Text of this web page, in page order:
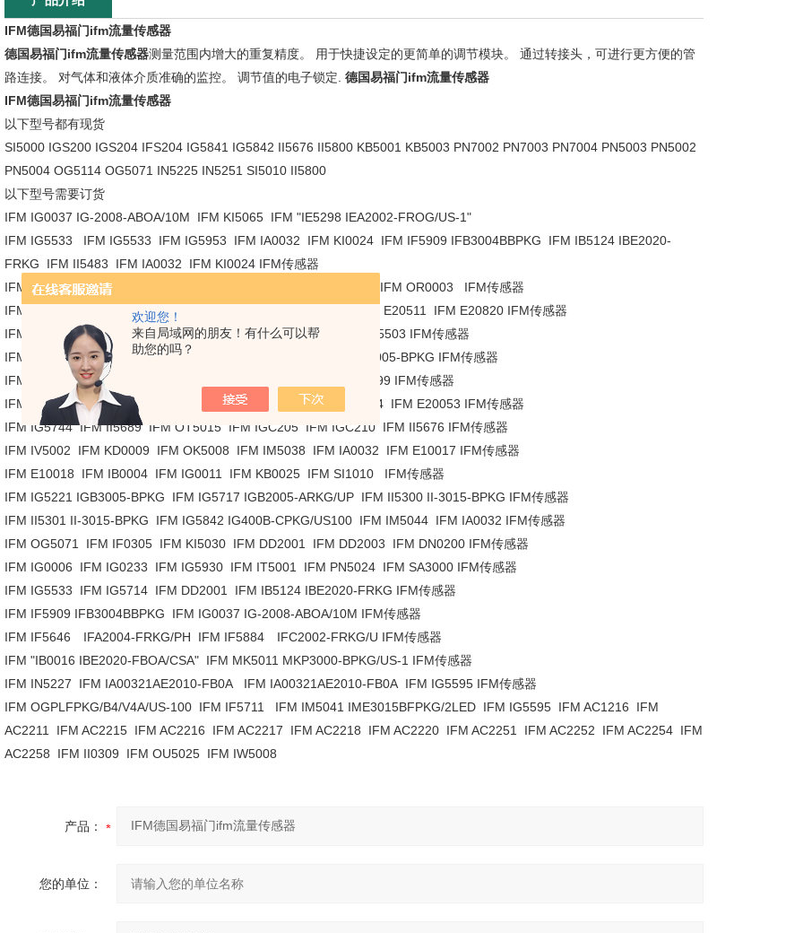
欢迎您！
来自局域网的朋友！有什么可以帮
助您的吗？
IFM德国易福门ifm流量传感器
德国易福门ifm流量传感器测量范围内增大的重复精度。 用于快捷设定的更简单的调节模块。 通过转接头，可进行更方便的管
路连接。 对气体和液体介质准确的监控。 调节值的电子锁定. 德国易福门ifm流量传感器
IFM德国易福门ifm流量传感器
以下型号都有现货
SI5000 IGS200 IGS204 IFS204 IG5841 IG5842 II5676 II5800 KB5001 KB5003 PN7002 PN7003 PN7004 PN5003 PN5002
PN5004 OG5114 OG5071 IN5225 IN5251 SI5010 II5800
以下型号需要订货
IFM IG0037 IG-2008-ABOA/10M IFM KI5065 IFM "IE5298 IEA2002-FROG/US-1"
IFM IG5533 IFM IG5533 IFM IG5953 IFM IA0032 IFM KI0024 IFM IF5909 IFB3004BBPKG IFM IB5124 IBE2020-
FRKG IFM II5483 IFM IA0032 IFM KI0024 IFM传感器
IFM E10700 IFM IF5538 IFM IG5539 IFM II5430 IFM OR0002 IFM OR0003 IFM传感器
IFM IG0037 IG-2008-ABOA/10M IFM WB0001 IFM E11199 IFM E20511 IFM E20820 IFM传感器
IFM IE5292 IFM RN6026 RN-4096-G24/N1B IFM IG0363 IFM II5503 IFM传感器
IFM IG5202 IFM IIE2010-FRKG IFM SF5200 IFM IG5221 IGB3005-BPKG IFM传感器
IFM OC5210 IFM IN5129 IN-3004-BPKG IFM IG5533 IFM E11199 IFM传感器
IFM OJ5044 IFM KD5022 IFM OJ5000 IFM II 5697 IFM PN5004 IFM E20053 IFM传感器
IFM IG5744 IFM II5689 IFM OT5015 IFM IGC205 IFM IGC210 IFM II5676 IFM传感器
IFM IV5002 IFM KD0009 IFM OK5008 IFM IM5038 IFM IA0032 IFM E10017 IFM传感器
IFM E10018 IFM IB0004 IFM IG0011 IFM KB0025 IFM SI1010 IFM传感器
IFM IG5221 IGB3005-BPKG IFM IG5717 IGB2005-ARKG/UP IFM II5300 II-3015-BPKG IFM传感器
IFM II5301 II-3015-BPKG IFM IG5842 IG400B-CPKG/US100 IFM IM5044 IFM IA0032 IFM传感器
IFM OG5071 IFM IF0305 IFM KI5030 IFM DD2001 IFM DD2003 IFM DN0200 IFM传感器
IFM IG0006 IFM IG0233 IFM IG5930 IFM IT5001 IFM PN5024 IFM SA3000 IFM传感器
IFM IG5533 IFM IG5714 IFM DD2001 IFM IB5124 IBE2020-FRKG IFM传感器
IFM IF5909 IFB3004BBPKG IFM IG0037 IG-2008-ABOA/10M IFM传感器
IFM IF5646 IFA2004-FRKG/PH IFM IF5884 IFC2002-FRKG/U IFM传感器
IFM "IB0016 IBE2020-FBOA/CSA" IFM MK5011 MKP3000-BPKG/US-1 IFM传感器
IFM IN5227 IFM IA00321AE2010-FB0A IFM IA00321AE2010-FB0A IFM IG5595 IFM传感器
IFM OGPLFPKG/B4/V4A/US-100 IFM IF5711 IFM IM5041 IME3015BFPKG/2LED IFM IG5595 IFM AC1216 IFM
AC2211 IFM AC2215 IFM AC2216 IFM AC2217 IFM AC2218 IFM AC2220 IFM AC2251 IFM AC2252 IFM AC2254 IFM
AC2258 IFM II0309 IFM OU5025 IFM IW5008
产品：
您的单位：